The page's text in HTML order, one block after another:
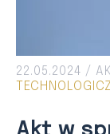
22.05.2024 /